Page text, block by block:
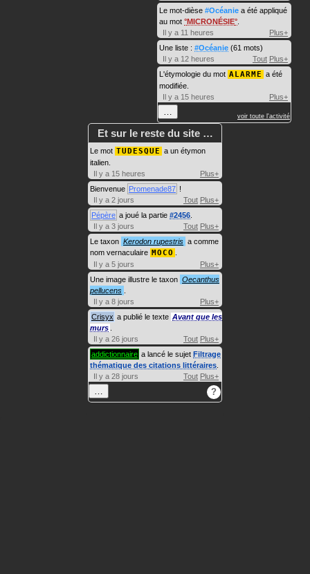
Le mot-dièse #Océanie a été appliqué
au mot MICRONÉSIE
Il y a 11 heures
Plus+
Une liste : #Océanie (61 mots)
Il y a 12 heures
Tout Plus+
L'étymologie du mot ALARME a été
modifiée.
Il y a 15 heures
Plus+
voir toute l'activité
Et sur le reste du site …
Le mot TUDESQUE a un étymon
italien.
Il y a 15 heures
Plus+
Bienvenue Promenade87 !
Il y a 2 jours
Tout Plus+
Pépère a joué la partie #2456
Il y a 3 jours
Tout Plus+
Le taxon Kerodon rupestris a comme
nom vernaculaire MOCO
Il y a 5 jours
Plus+
Une image illustre le taxon Oecanthus
pellucens
Il y a 8 jours
Plus+
Crisyx a publié le texte Avant que les
murs
Il y a 26 jours
Tout Plus+
addictionnaire a lancé le sujet Filtrage
thématique des citations littéraires
Il y a 28 jours
Tout Plus+
?